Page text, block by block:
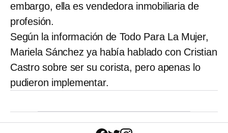
embargo, ella es vendedora inmobiliaria de
profesión.
Según la información de Todo Para La Mujer,
Mariela Sánchez ya había hablado con Cristian
Castro sobre ser su corista, pero apenas lo
pudieron implementar.